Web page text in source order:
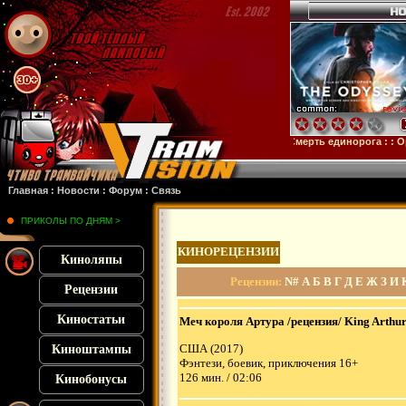
Главная : Новости : Форум : Связь
: :Микки 17: :Субстанция : :28 лет спустя Смерть единорога: :Орудия :
ПРИКОЛЫ ПО ДНЯМ >
Киноляпы
Рецензии
Киностатьи
Киноштампы
Кинобонусы
КИНОРЕЦЕНЗИИ
Рецензии: N# А Б В Г Д Е Ж З И
Меч короля Артура /рецензия/ King
США (2017)
Фэнтези, боевик, приключения 16+
126 мин. / 02:06